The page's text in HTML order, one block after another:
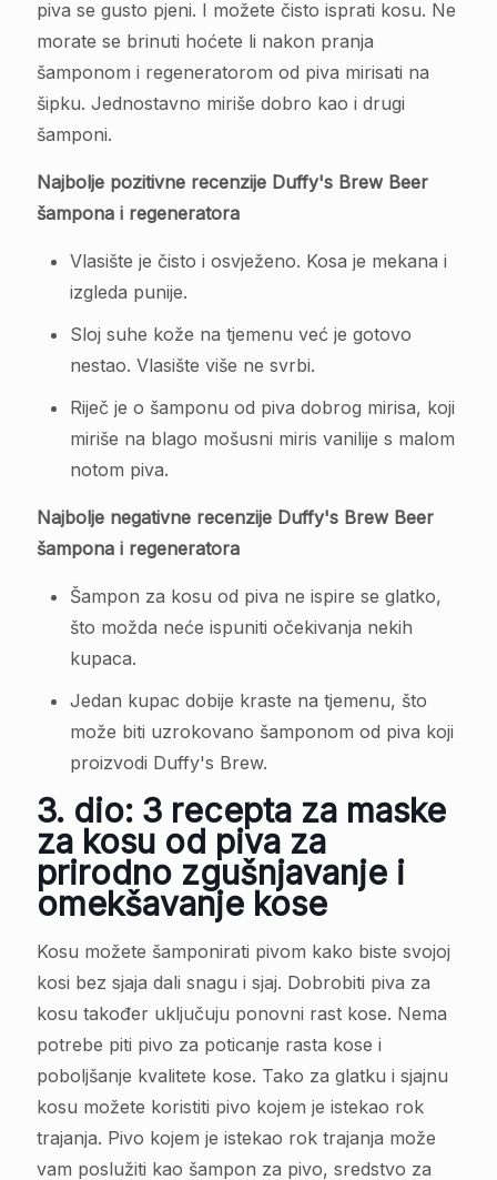
piva se gusto pjeni. I možete čisto isprati kosu. Ne
morate se brinuti hoćete li nakon pranja
šamponom i regeneratorom od piva mirisati na
šipku. Jednostavno miriše dobro kao i drugi
šamponi.
Najbolje pozitivne recenzije Duffy's Brew Beer
šampona i regeneratora
Vlasište je čisto i osvježeno. Kosa je mekana i
izgleda punije.
Sloj suhe kože na tjemenu već je gotovo
nestao. Vlasište više ne svrbi.
Riječ je o šamponu od piva dobrog mirisa, koji
miriše na blago mošusni miris vanilije s malom
notom piva.
Najbolje negativne recenzije Duffy's Brew Beer
šampona i regeneratora
Šampon za kosu od piva ne ispire se glatko,
što možda neće ispuniti očekivanja nekih
kupaca.
Jedan kupac dobije kraste na tjemenu, što
može biti uzrokovano šamponom od piva koji
proizvodi Duffy's Brew.
3. dio: 3 recepta za maske
za kosu od piva za
prirodno zgušnjavanje i
omekšavanje kose
Kosu možete šamponirati pivom kako biste svojoj
kosi bez sjaja dali snagu i sjaj. Dobrobiti piva za
kosu također uključuju ponovni rast kose. Nema
potrebe piti pivo za poticanje rasta kose i
poboljšanje kvalitete kose. Tako za glatku i sjajnu
kosu možete koristiti pivo kojem je istekao rok
trajanja. Pivo kojem je istekao rok trajanja može
vam poslužiti kao šampon za pivo, sredstvo za